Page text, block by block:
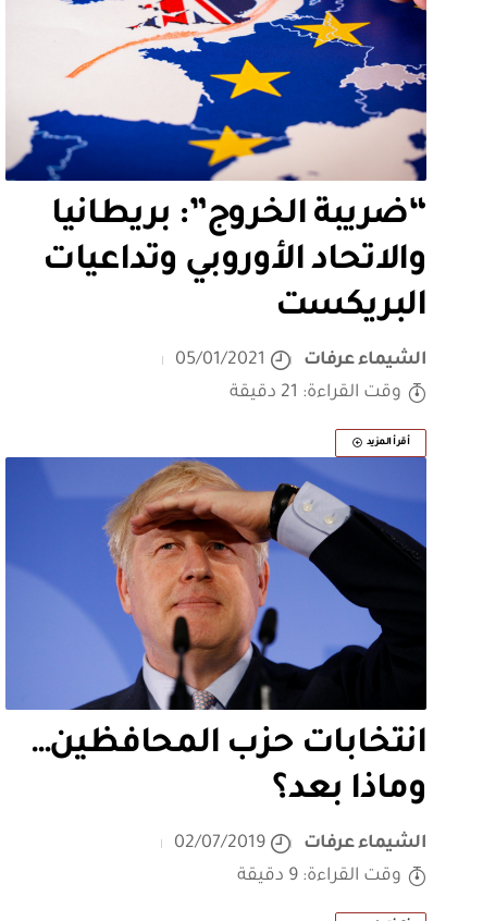
“ضريبة الخروج”: بريطانيا
والاتحاد الأوروبي وتداعيات
البريكست
الشيماء عرفات
05/01/2021
وقت القراءة: 21 دقيقة
أقرأ المزيد
انتخابات حزب المحافظين…
وماذا بعد؟
الشيماء عرفات
02/07/2019
وقت القراءة: 9 دقيقة